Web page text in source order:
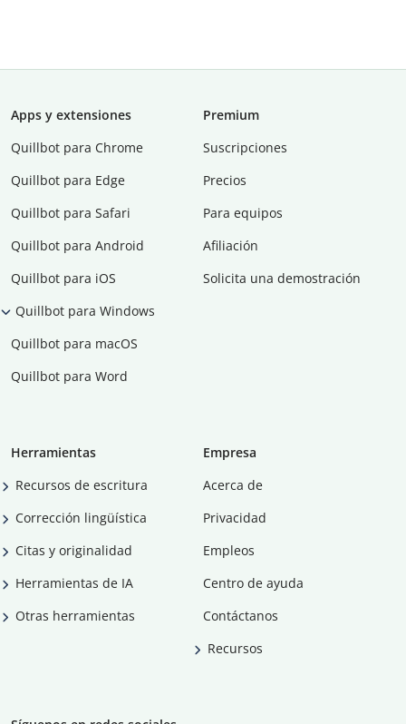
Apps y extensiones
Quillbot para Chrome
Quillbot para Edge
Quillbot para Safari
Quillbot para Android
Quillbot para iOS
Quillbot para Windows
Quillbot para macOS
Quillbot para Word
Premium
Suscripciones
Precios
Para equipos
Afiliación
Solicita una demostración
Herramientas
Recursos de escritura
Corrección lingüística
Citas y originalidad
Herramientas de IA
Otras herramientas
Empresa
Acerca de
Privacidad
Empleos
Centro de ayuda
Contáctanos
Recursos